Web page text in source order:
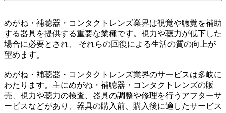
めがね・補聴器・コンタクトレンズ業界は視覚や聴覚を補助
する器具を提供する重要な業種です。視力や聴力が低下した
場合に必要とされ、 それらの回復による生活の質の向上が
望めます。
めがね・補聴器・コンタクトレンズ業界のサービスは多岐に
わたります。主にめがね・補聴器・コンタクトレンズの販
売、視力や聴力の検査、器具の調整や修理を行うアフターサ
ービスなどがあり、器具の購入前、購入後に適したサービス